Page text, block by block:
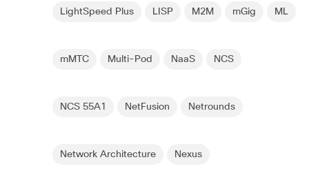
LightSpeed Plus LISP M2M mGig ML
mMTC Multi-Pod NaaS NCS
NCS 55A1 NetFusion Netrounds
Network Architecture Nexus